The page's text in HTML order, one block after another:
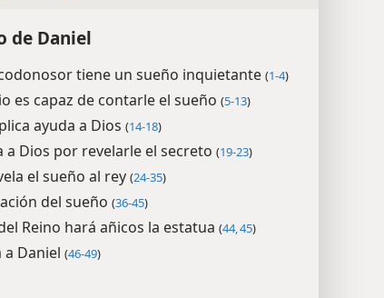
de Daniel
tiene un sueño inquietante
es capaz de contarle el sueño
ayuda a Dios(14-18 )
a Dios por revelarle el secreto
el sueño al rey(24-35
del sueño(36-45
Reino hará añicos la estatua